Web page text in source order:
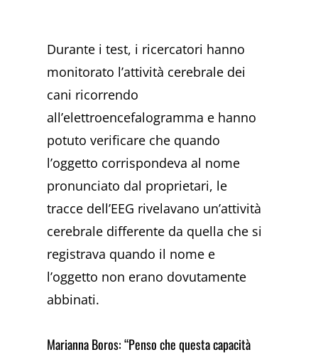
Durante i test, i ricercatori hanno
monitorato l’attività cerebrale dei
cani ricorrendo
all’elettroencefalogramma e hanno
potuto verificare che quando
l’oggetto corrispondeva al nome
pronunciato dal proprietari, le
tracce dell’EEG rivelavano un’attività
cerebrale differente da quella che si
registrava quando il nome e
l’oggetto non erano dovutamente
abbinati.
Marianna Boros: “Penso che questa capacità